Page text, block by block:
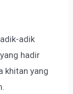
adik
hadir
khitan yang